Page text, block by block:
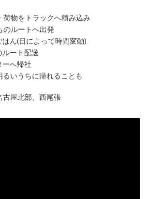
物をトラックへ積み込み
ルートへ出発
ん(日によって時間変動)
ート配送
へ帰社
るいうちに帰れることも
古屋北部、西尾張